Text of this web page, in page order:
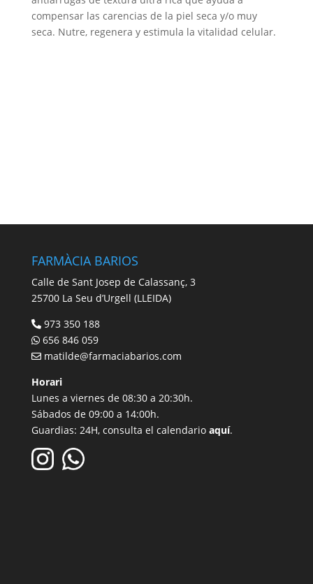
compensar las carencias de la piel seca y/o muy
seca. Nutre, regenera y estimula la vitalidad celular.
FARMÀCIA BARIOS
Calle de Sant Josep de Calassanç, 3
25700 La Seu d’Urgell (LLEIDA)
973 350 188
656 846 059
matilde@farmaciabarios.com
Horari
Lunes a viernes de 08:30 a 20:30h.
Sábados de 09:00 a 14:00h.
Guardias: 24H, consulta el calendario aquí.